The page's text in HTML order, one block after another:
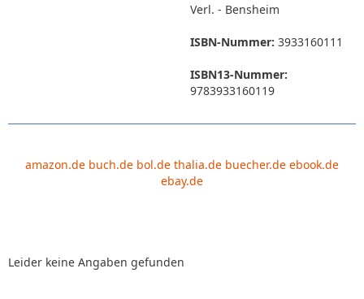
Verl. - Bensheim
ISBN-Nummer: 3933160111
ISBN13-Nummer:
9783933160119
amazon.de buch.de bol.de thalia.de buecher.de ebook.de
ebay.de
Leider keine Angaben gefunden